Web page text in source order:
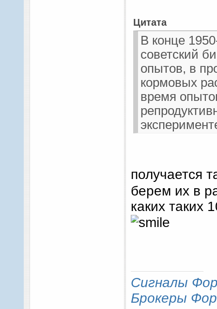
слияний
Цитата
В конце
советский
опытов, в
кормовых
время
получается
берем их в
каких таких
Сигналы
Брокеры